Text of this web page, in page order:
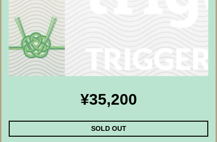
¥35,200
SOLD OUT